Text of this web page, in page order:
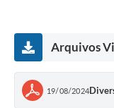
Arquivos
19/08/2024